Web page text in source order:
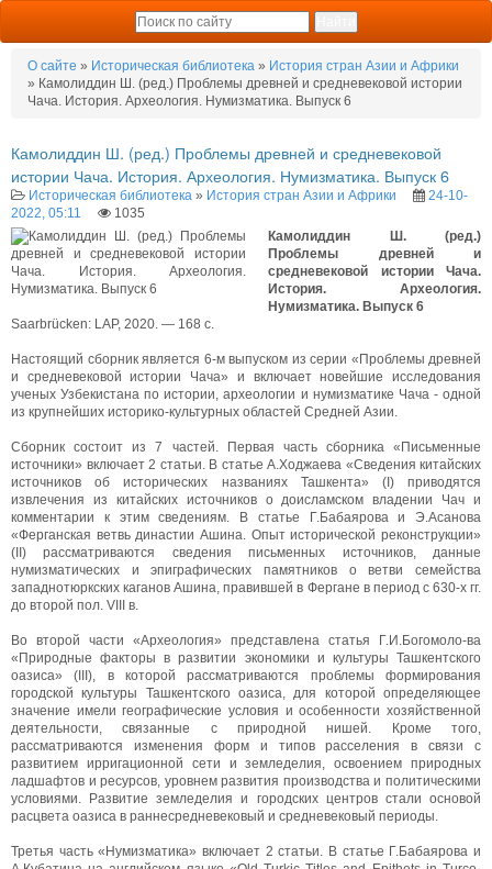
О сайте » Историческая библиотека » История стран Азии и Африки
» Камолиддин Ш. (ред.) Проблемы древней и средневековой истории
Чача. История. Археология. Нумизматика. Выпуск 6
Камолиддин Ш. (ред.) Проблемы древней и средневековой
истории Чача. История. Археология. Нумизматика. Выпуск 6
Историческая библиотека » История стран Азии и Африки
24-10-
2022, 05:11
1035
Камолиддин Ш. (ред.)
Проблемы древней и
средневековой истории Чача.
История. Археология.
Нумизматика. Выпуск 6
Saarbrücken: LAP, 2020. — 168 c.
Настоящий сборник является 6-м выпуском из серии «Проблемы древней
и средневековой истории Чача» и включает новейшие исследования
ученых Узбекистана по истории, археологии и нумизматике Чача - одной
из крупнейших историко-культурных областей Средней Азии.
Сборник состоит из 7 частей. Первая часть сборника «Письменные
источники» включает 2 статьи. В статье А.Ходжаева «Сведения китайских
источников об исторических названиях Ташкента» (I) приводятся
извлечения из китайских источников о доисламском владении Чач и
комментарии к этим сведениям. В статье Г.Бабаярова и Э.Асанова
«Ферганская ветвь династии Ашина. Опыт исторической реконструкции»
(II) рассматриваются сведения письменных источников, данные
нумизматических и эпиграфических памятников о ветви семейства
западнотюркских каганов Ашина, правившей в Фергане в период с 630-х гг.
до второй пол. VIII в.
Во второй части «Археология» представлена статья Г.И.Богомоло-ва
«Природные факторы в развитии экономики и культуры Ташкентского
оазиса» (III), в которой рассматриваются проблемы формирования
городской культуры Ташкентского оазиса, для которой определяющее
значение имели географические условия и особенности хозяйственной
деятельности, связанные с природной нишей. Кроме того,
рассматриваются изменения форм и типов расселения в связи с
развитием ирригационной сети и земледелия, освоением природных
ладшафтов и ресурсов, уровнем развития производства и политическими
условиями. Развитие земледелия и городских центров стали основой
расцвета оазиса в раннесредневековый и средневековый периоды.
Третья часть «Нумизматика» включает 2 статьи. В статье Г.Бабаярова и